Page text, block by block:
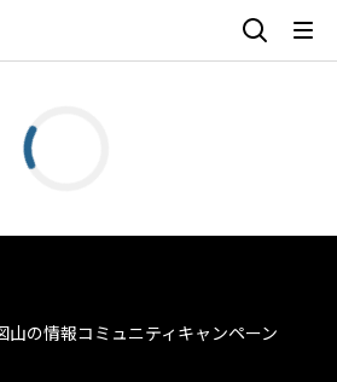
山の情報コミュニティ キャンペーン